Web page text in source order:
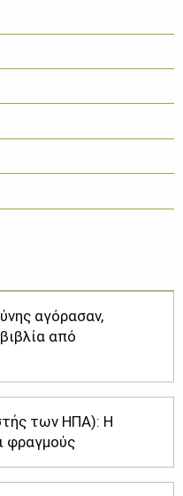
αγόρασαν,
από
των ΗΠΑ): Η
φραγμούς